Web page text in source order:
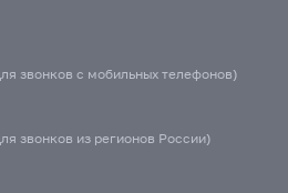
звонков с мобильных телефонов)
звонков из регионов России)